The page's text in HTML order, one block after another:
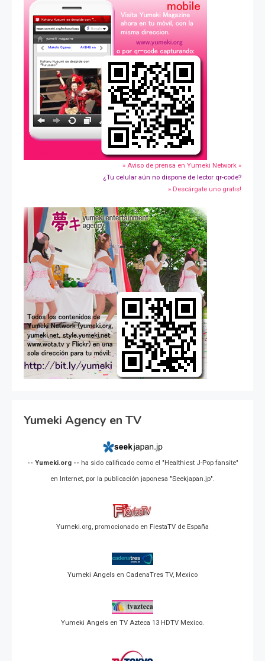
» Aviso de prensa en Yumeki Network »
¿Tu celular aún no dispone de lector qr-code?
» Descárgate uno gratis!
Yumeki Agency en TV
-- Yumeki.org -- ha sido calificado como el "Healthiest J-Pop fansite"
en Internet, por la publicación japonesa "Seekjapan.jp".
Yumeki.org, promocionado en FiestaTV de España
Yumeki Angels en CadenaTres TV, Mexico
Yumeki Angels en TV Azteca 13 HDTV Mexico.